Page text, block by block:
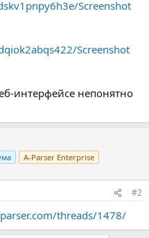
Screenshot
Screenshot
интерфейсе непонятно
A-Parser Enterprise
#2
threads/1478/